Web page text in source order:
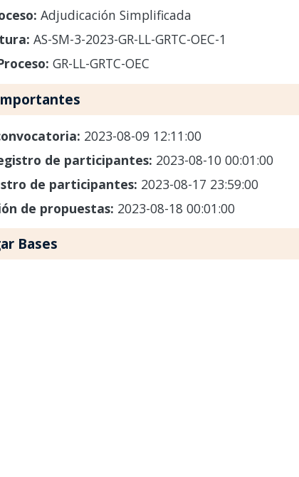
Adjudicación Simplificada
AS-SM-3-2023-GR-LL-GRTC-OEC-1
GR-LL-GRTC-OEC
2023-08-09 12:11:00
de participantes: 2023-08-10 00:01:00
de participantes: 2023-08-17 23:59:00
de propuestas: 2023-08-18 00:01:00
Bases